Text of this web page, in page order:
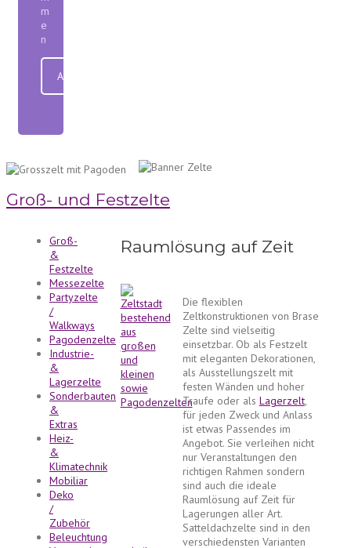
m
e
n
Anfrage senden
Groß- und Festzelte
Groß-
&
Festzelte
Messezelte
Partyzelte
/
Walkways
Pagodenzelte
Industrie-
&
Lagerzelte
Sonderbauten
&
Extras
Heiz-
&
Klimatechnik
Mobiliar
Deko
/
Zubehör
Beleuchtung
Raumlösung auf Zeit
Die flexiblen
Zeltkonstruktionen von Brase
Zelte sind vielseitig
einsetzbar. Ob als Festzelt
mit eleganten Dekorationen,
als Ausstellungszelt mit
festen Wänden und hoher
Traufe oder als Lagerzelt,
für jeden Zweck und Anlass
ist etwas Passendes im
Angebot. Sie verleihen nicht
nur Veranstaltungen den
richtigen Rahmen sondern
sind auch die ideale
Raumlösung auf Zeit für
Lagerungen aller Art.
Satteldachzelte sind in den
verschiedensten Varianten